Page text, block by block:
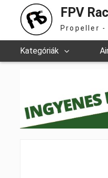
FPV
Propeller -
Kategóriák